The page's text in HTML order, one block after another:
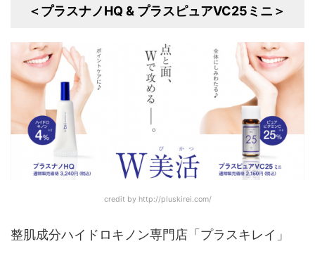
＜プラスナノHQ & プラスピュアVC25ミニ＞
credit by http://pluskirei.com/
整肌成分ハイドロキノン専門店「プラスキレイ」